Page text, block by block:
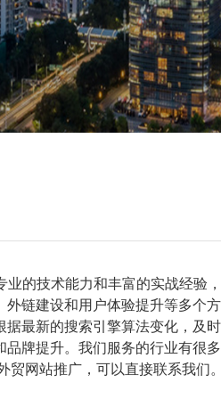
业的技术能力和丰富的实战经验
链建设和用户体验提升等多
最新的搜索引擎算法变化，
牌提升。我们服务的行业有很
网站推广，可以直接联系我们。